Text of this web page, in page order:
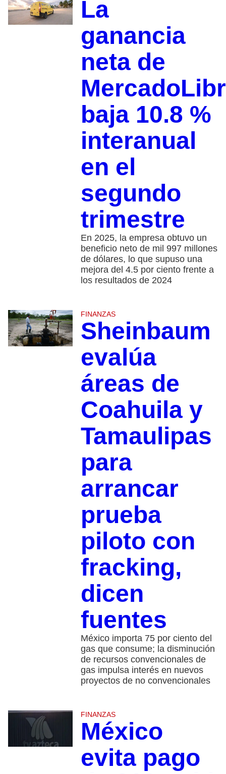
La
ganancia
neta de
baja 10.8 %
interanual
en el
segundo
trimestre
En 2025, la empresa obtuvo un
beneficio neto de mil 997 millones
de dólares, lo que supuso una
mejora del 4.5 por ciento frente a
los resultados de 2024
FINANZAS
Sheinbaum
evalúa
áreas de
Coahuila y
Tamaulipas
para
arrancar
prueba
piloto con
fracking,
dicen
fuentes
México importa 75 por ciento del
gas que consume; la disminución
de recursos convencionales de
gas impulsa interés en nuevos
proyectos de no convencionales
FINANZAS
México
evita pago